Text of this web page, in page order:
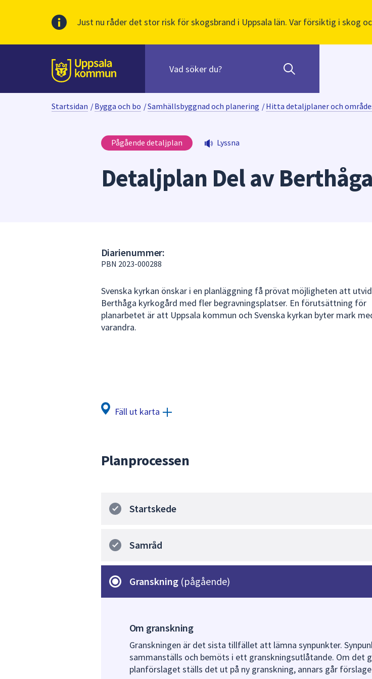
Just nu råder det stor risk för skogsbrand i Uppsala län. Var försiktig i skog
Till sidans
huvudinnehåll
innehåll
När
börjar
skriva
sökfältet
kommer
sökförslag
Använd
piltangenterna
att
navigera
mellan
av
Startsidan /Bygga och bo /Samhällsbyggnad och planering /Hitta detaljplaner och
Pågående detaljplan Lyssna
Detaljplan Del av
Diarienummer:
PBN 2023-000288
Svenska kyrkan önskar i en planläggning få prövat möjligheten att
Berthåga kyrkogård med fler begravningsplatser. En förutsättning för
planarbetet är att Uppsala kommun och Svenska kyrkan byter mark
varandra.
Fäll ut karta
Planprocessen
Startskede
Samråd
Granskning (pågående)
Om granskning
Granskningen är det sista tillfället att lämna synpunkter.
sammanställs och bemöts i ett granskningsutlåtande. Om det
planförslaget ställs det ut på ny granskning, annars går